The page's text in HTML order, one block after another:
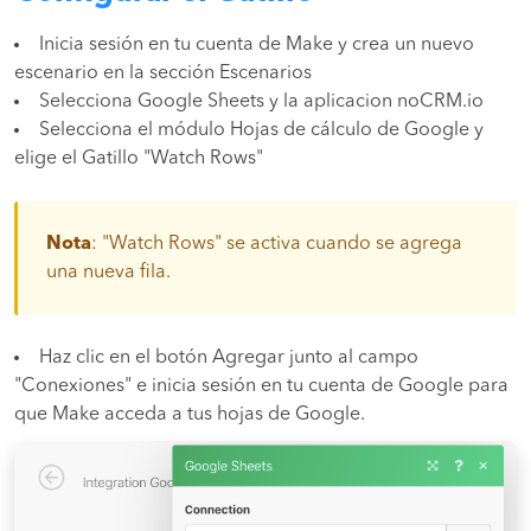
Inicia sesión en tu cuenta de Make y crea un nuevo
escenario en la sección Escenarios
Selecciona Google Sheets y la aplicacion noCRM.io
Selecciona el módulo Hojas de cálculo de Google y
elige el Gatillo "Watch Rows"
Nota: "Watch Rows" se activa cuando se agrega
una nueva fila.
Haz clic en el botón Agregar junto al campo
"Conexiones" e inicia sesión en tu cuenta de Google para
que Make acceda a tus hojas de Google.